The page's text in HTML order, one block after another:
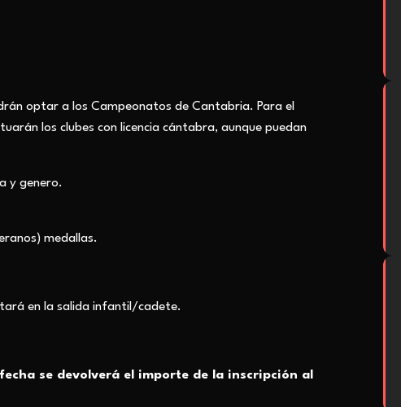
optar a los Campeonatos de Cantabria. Para el
los clubes con licencia cántabra, aunque puedan
y genero.
medallas.
en la salida infantil/cadete.
se devolverá el importe de la inscripción al